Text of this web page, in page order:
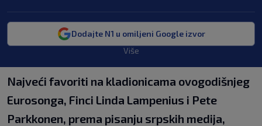
Dodajte N1 u omiljeni Google izvor
Više
Najveći favoriti na kladionicama ovogodišnjeg
Eurosonga, Finci Linda Lampenius i Pete
Parkkonen, prema pisanju srpskih medija,